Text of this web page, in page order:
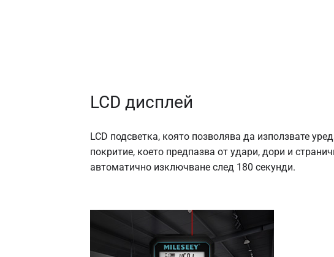
LCD дисплей
LCD подсветка, която позволява да използвате
покритие, което предпазва от удари, дори и
автоматично изключване след 180 секунди.